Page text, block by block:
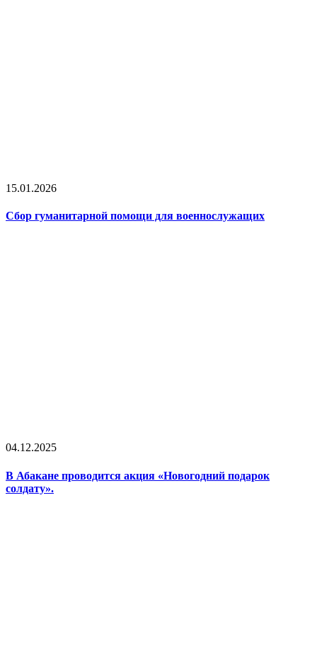
15.01.2026
Сбор гуманитарной помощи для военнослужащих
04.12.2025
В Абакане проводится акция «Новогодний подарок
солдату».